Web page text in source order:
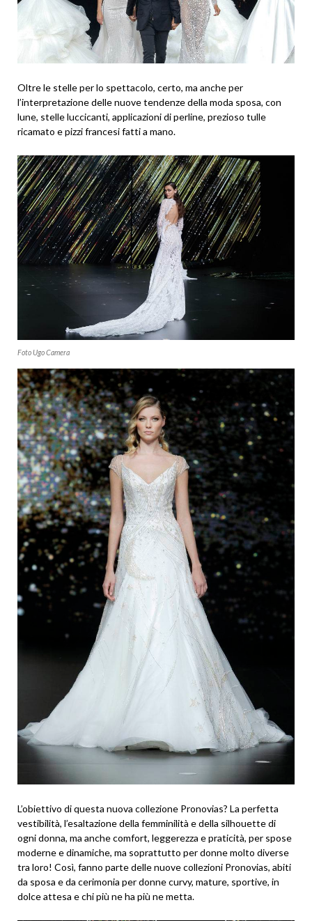
Oltre le stelle per lo spettacolo, certo, ma anche per
l’interpretazione delle nuove tendenze della moda sposa, con
lune, stelle luccicanti, applicazioni di perline, prezioso tulle
ricamato e pizzi francesi fatti a mano.
Foto Ugo Camera
L’obiettivo di questa nuova collezione Pronovias? La perfetta
vestibilità, l’esaltazione della femminilità e della silhouette di
ogni donna, ma anche comfort, leggerezza e praticità, per spose
moderne e dinamiche, ma soprattutto per donne molto diverse
tra loro! Così, fanno parte delle nuove collezioni Pronovias, abiti
da sposa e da cerimonia per donne curvy, mature, sportive, in
dolce attesa e chi più ne ha più ne metta.